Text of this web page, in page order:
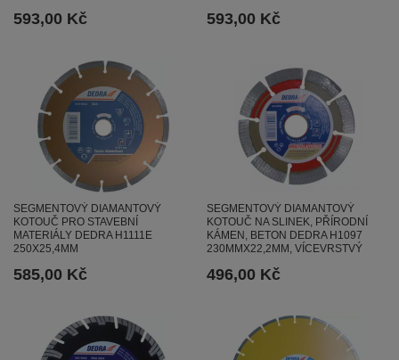
593,00 Kč 593,00 Kč
SEGMENTOVÝ DIAMANTOVÝ
KOTOUČ PRO STAVEBNÍ
MATERIÁLY DEDRA H1111E
250X25,4MM
585,00 Kč
SEGMENTOVÝ DIAMANTOVÝ
KOTOUČ NA SLINEK, PŘÍRODNÍ
KÁMEN, BETON DEDRA H1097
230MMX22,2MM, VÍCEVRSTVÝ
496,00 Kč